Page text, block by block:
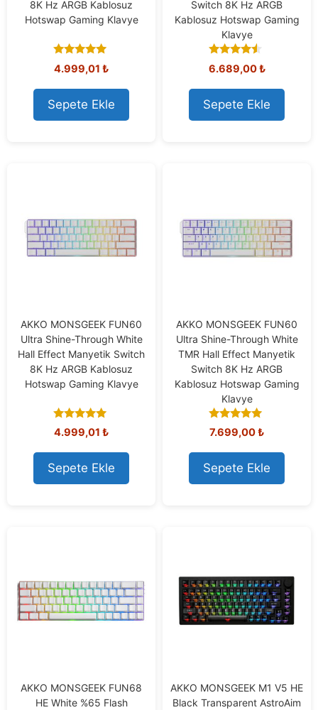
8K Hz ARGB Kablosuz
Hotswap Gaming Klavye
4.80
out of 5
4.999,01 ₺
Sepete Ekle
Switch 8K Hz ARGB
Kablosuz Hotswap Gaming
Klavye
4.33
out of 5
6.689,00₺
Sepete Ekle
AKKO MONSGEEK FUN60
Ultra Shine-Through White
Hall Effect Manyetik Switch
8K Hz ARGB Kablosuz
Hotswap Gaming Klavye
5.00
out of 5
4.999,01 ₺
Sepete Ekle
AKKO MONSGEEK FUN60
Ultra Shine-Through White
TMR Hall Effect Manyetik
Switch 8K Hz ARGB
Kablosuz Hotswap Gaming
Klavye
5.00
out of 5
7.699,00₺
Sepete Ekle
AKKO MONSGEEK FUN68
HE White %65 Flash
AKKO MONSGEEK M1 V5 HE
Black Transparent AstroAim